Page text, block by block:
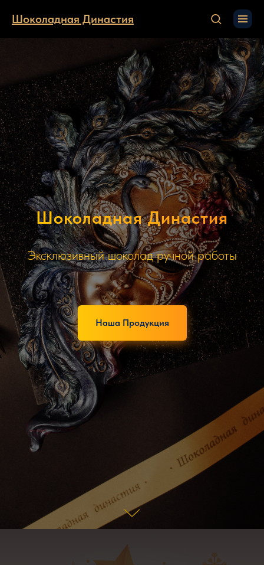
Шоколадная Династия
Шоколадная Династия
Эксклюзивный шоколад ручной работы
Наша Продукция